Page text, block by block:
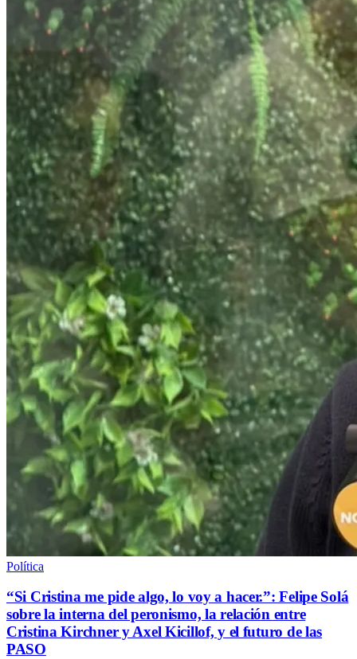
Política
“Si Cristina me pide algo, lo voy a hacer.”: Felipe Solá
sobre la interna del peronismo, la relación entre
Cristina Kirchner y Axel Kicillof, y el futuro de las
PASO